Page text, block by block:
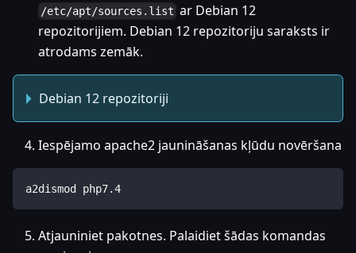
/etc/apt/sources.list ar Debian 12
repozitorijiem. Debian 12 repozitoriju saraksts ir
atrodams zemāk.
Debian 12 repozitoriji
Iespējamo apache2 jaunināšanas kļūdu novēršana
a2dismod php7.4
Atjauniniet pakotnes. Palaidiet šādas komandas